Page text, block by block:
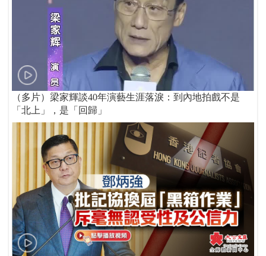
（多片）梁家輝談40年演藝生涯落淚：到內地拍戲不是
「北上」，是「回歸」